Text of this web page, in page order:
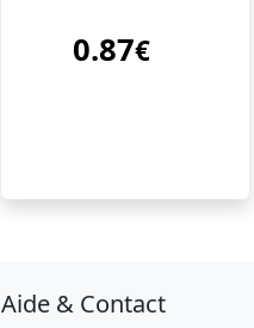
0.87€
Aide & Contact